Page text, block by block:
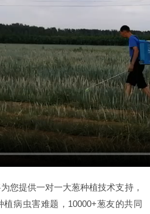
您提供一对一大葱种植技术支持，
病虫害难题，10000+葱友的共同